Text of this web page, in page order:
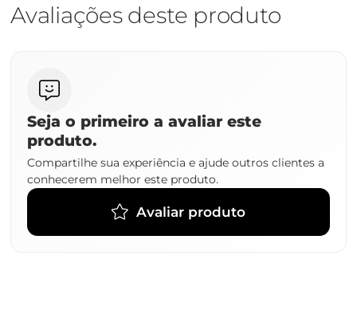
Avaliações deste produto
Seja o primeiro a avaliar este
produto.
Compartilhe sua experiência e ajude outros clientes a
conhecerem melhor este produto.
Avaliar produto